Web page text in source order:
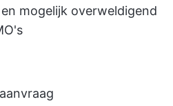
mogelijk overweldigend